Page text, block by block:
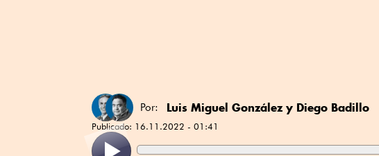
Por: Luis Miguel González y Diego Badillo
Publicado: 16.11.2022 - 01:41